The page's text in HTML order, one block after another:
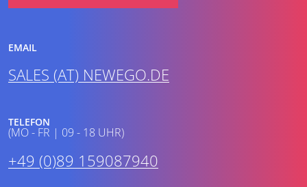
EMAIL
SALES (AT) NEWEGO.DE
TELEFON
(MO - FR | 09 - 18 UHR)
+49 (0)89 159087940